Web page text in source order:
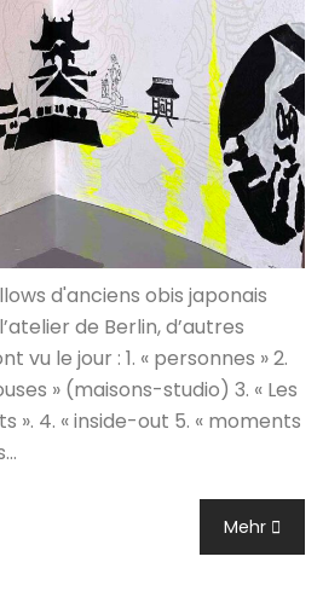
d'anciens obis japonais
de Berlin, d’autres
vu le jour : 1. « personnes » 2.
» (maisons-studio) 3. « Les
». 4. « inside-out 5. « moments
Mehr